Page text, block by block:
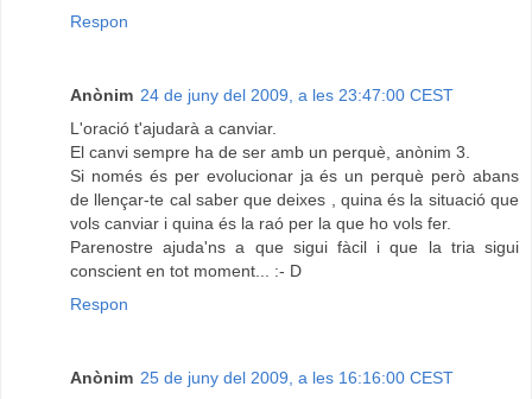
Respon
Anònim 24 de juny del 2009, a les 23:47:00 CEST
L'oració t'ajudarà a canviar.
El canvi sempre ha de ser amb un perquè, anònim 3.
Si només és per evolucionar ja és un perquè però abans
de llençar-te cal saber que deixes , quina és la situació que
vols canviar i quina és la raó per la que ho vols fer.
Parenostre ajuda'ns a que sigui fàcil i que la tria sigui
conscient en tot moment... :- D
Respon
Anònim 25 de juny del 2009, a les 16:16:00 CEST